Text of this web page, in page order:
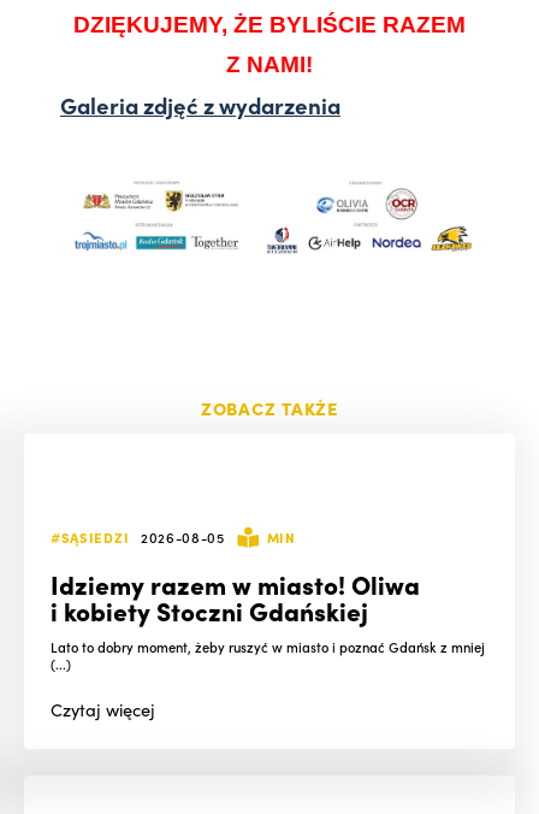
DZIĘKUJEMY, ŻE BYLIŚCIE RAZEM
Z NAMI!
Galeria zdjęć z wydarzenia
ZOBACZ TAKŻE
#SĄSIEDZI 2026-08-05 MIN
Idziemy razem w miasto! Oliwa
i kobiety Stoczni Gdańskiej
Lato to dobry moment, żeby ruszyć w miasto i poznać Gdańsk z mniej
(...)
Czytajwięcej